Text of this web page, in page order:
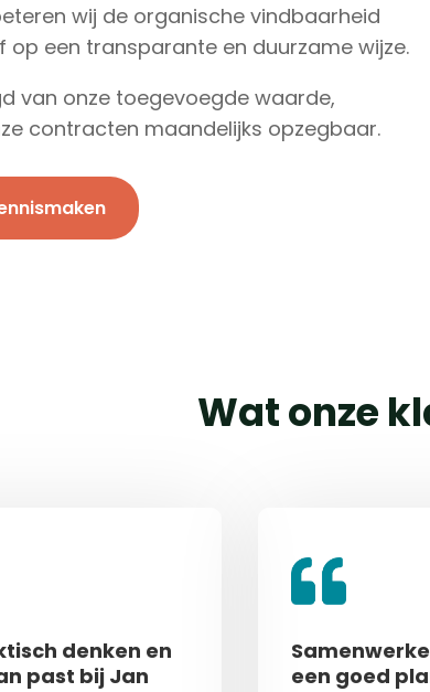
wij de organische vindbaarheid
op een transparante en duurzame wijze.
van onze toegevoegde waarde,
contracten maandelijks opzegbaar.
Wat onze
denken en
past bij Jan
een goed